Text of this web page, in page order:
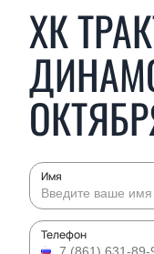
ХК
Имя
Телефон